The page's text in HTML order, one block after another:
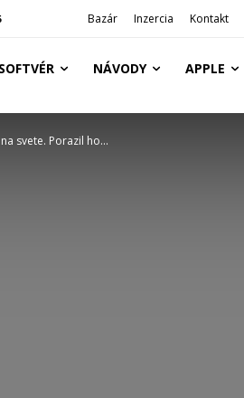
Bazár Inzercia Kontakt
SOFTVÉR NÁVODY APPLE
svete. Porazil ho...